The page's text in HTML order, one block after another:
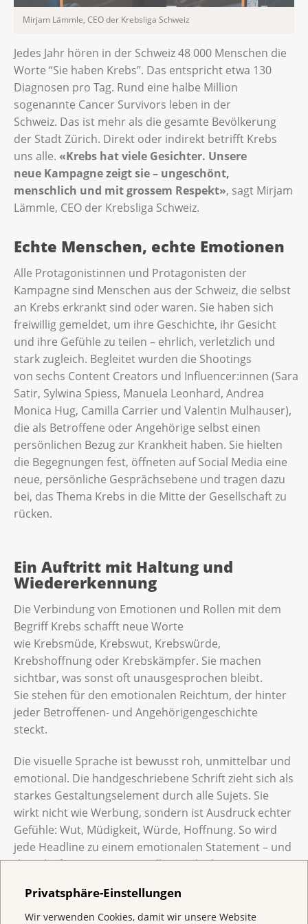
Privatsphäre-Einstellungen
Wir verwenden Cookies, damit wir unsere Website
Mirjam Lämmle, CEO der Krebsliga Schweiz
Jedes Jahr hören in der Schweiz 48 000 Menschen die
Worte “Sie haben Krebs”. Das entspricht etwa 130
Diagnosen pro Tag. Rund eine halbe Million
sogenannte Cancer Survivors leben in der
Schweiz. Das ist mehr als die gesamte Bevölkerung
der Stadt Zürich. Direkt oder indirekt betrifft Krebs
uns alle. «Krebs hat viele Gesichter. Unsere
neue Kampagne zeigt sie – ungeschönt,
menschlich und mit grossem Respekt», sagt Mirjam
Lämmle, CEO der Krebsliga Schweiz.
Echte Menschen, echte Emotionen
Alle Protagonistinnen und Protagonisten der
Kampagne sind Menschen aus der Schweiz, die selbst
an Krebs erkrankt sind oder waren. Sie haben sich
freiwillig gemeldet, um ihre Geschichte, ihr Gesicht
und ihre Gefühle zu teilen – ehrlich, verletzlich und
stark zugleich. Begleitet wurden die Shootings
von sechs Content Creators und Influencer:innen (Sara
Satir, Sylwina Spiess, Manuela Leonhard, Andrea
Monica Hug, Camilla Carrier und Valentin Mulhauser),
die als Betroffene oder Angehörige selbst einen
persönlichen Bezug zur Krankheit haben. Sie hielten
die Begegnungen fest, öffneten auf Social Media eine
neue, persönliche Gesprächsebene und tragen dazu
bei, das Thema Krebs in die Mitte der Gesellschaft zu
rücken.
Ein Auftritt mit Haltung und
Wiedererkennung
Die Verbindung von Emotionen und Rollen mit dem
Begriff Krebs schafft neue Worte
wie Krebsmüde, Krebswut, Krebswürde,
Krebshoffnung oder Krebskämpfer. Sie machen
sichtbar, was sonst oft unausgesprochen bleibt.
Sie stehen für den emotionalen Reichtum, der hinter
jeder Betroffenen- und Angehörigengeschichte
steckt.
Die visuelle Sprache ist bewusst roh, unmittelbar und
emotional. Die handgeschriebene Schrift zieht sich als
starkes Gestaltungselement durch alle Sujets. Sie
wirkt nicht wie Werbung, sondern ist Ausdruck echter
Gefühle: Wut, Müdigkeit, Würde, Hoffnung. So wird
jede Headline zu einem emotionalen Statement – und
die Schrift zum neuen visuellen Code der
der preisgekrönten Werberin Regula Bührer Fecker
(«La Stratégiste»), die fotografische und filmische